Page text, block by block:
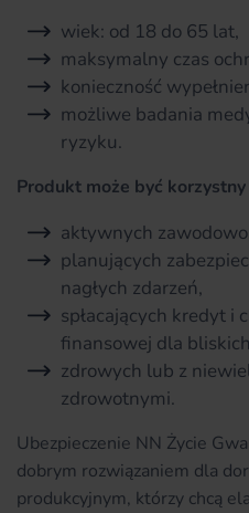
wiek: od 18 do 65 lat,
maksymalny czas
konieczność
możliwe badania
ryzyku.
Produkt może być
aktywnych
planujących
nagłych zdarzeń,
spłacających kredyt i
finansowej dla
zdrowych lub z
zdrowotnymi.
Ubezpieczenie NN Życie
dobrym rozwiązaniem dla
produkcyjnym, którzy chcą